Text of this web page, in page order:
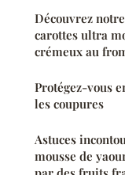
Découvrez
carottes ultra
crémeux au
Protégez-vous
les coupures
Astuces
mousse de